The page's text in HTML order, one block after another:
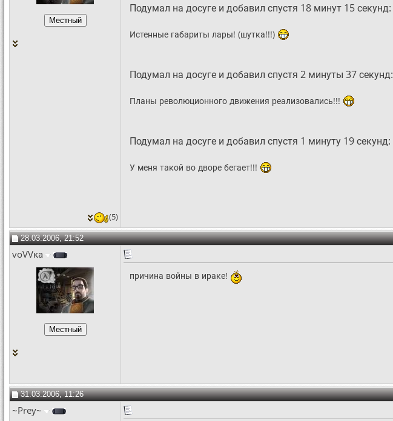
Подумал на досуге и добавил спустя 18 минут 15 секунд:
Истенные габариты лары! (шутка!!!)
Подумал на досуге и добавил спустя 2 минуты 37 секунд:
Планы революционного движения реализовались!!!
Подумал на досуге и добавил спустя 1 минуту 19 секунд:
У меня такой во дворе бегает!!!
(5)
28.03.2006, 21:52
voVVка
причина войны в ираке!
31.03.2006, 11:26
~Prey~